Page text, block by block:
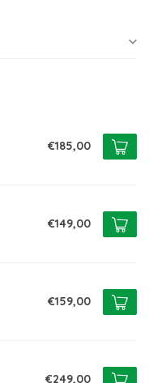
€185,00
€149,00
€159,00
€249,00